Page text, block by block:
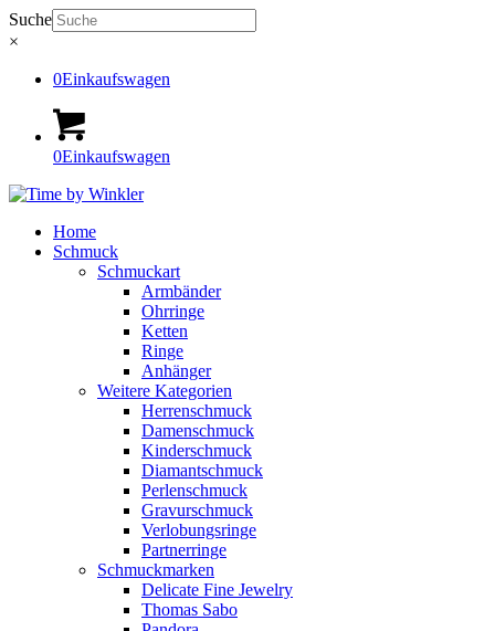
Suche
×
0Einkaufswagen
0Einkaufswagen
Home
Schmuck
Schmuckart
Armbänder
Ohrringe
Ketten
Ringe
Anhänger
Weitere Kategorien
Herrenschmuck
Damenschmuck
Kinderschmuck
Diamantschmuck
Perlenschmuck
Gravurschmuck
Verlobungsringe
Partnerringe
Schmuckmarken
Delicate Fine Jewelry
Thomas Sabo